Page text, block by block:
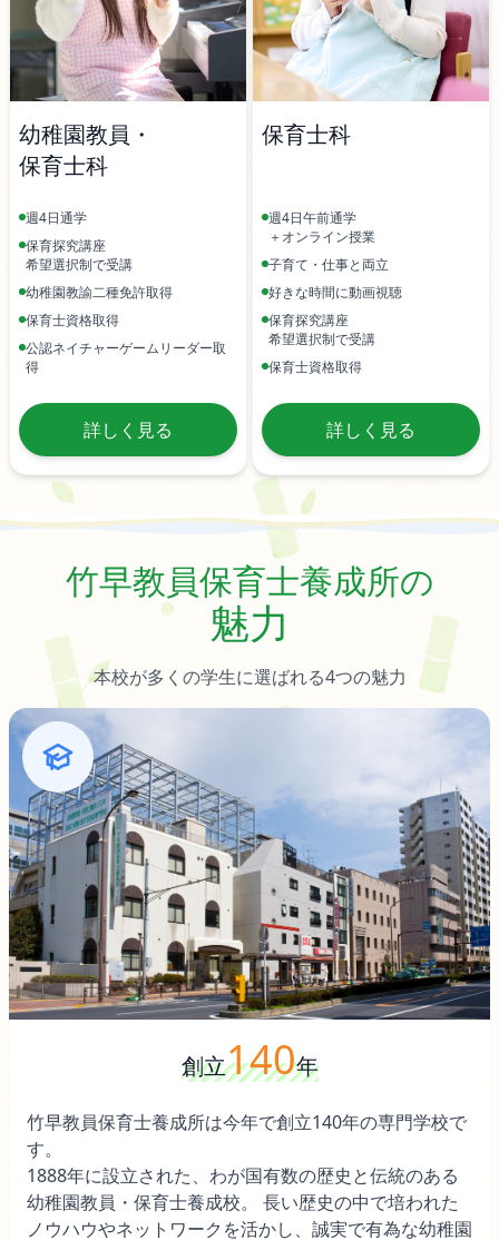
幼稚園教員・
保育士科
週4日通学
保育探究講座
希望選択制で受講
幼稚園教諭二種免許取得
保育士資格取得
公認ネイチャーゲームリーダー取
得
詳しく見る
保育士科
週4日午前通学
＋オンライン授業
子育て・仕事と両立
好きな時間に動画視聴
保育探究講座
希望選択制で受講
保育士資格取得
詳しく見る
竹早教員保育士養成所の
魅力
本校が多くの学生に選ばれる4つの魅力
創立140年
竹早教員保育士養成所は今年で創立140年の専門学校で
す。
1888年に設立された、わが国有数の歴史と伝統のある
幼稚園教員・保育士養成校。 長い歴史の中で培われた
ノウハウやネットワークを活かし、誠実で有為な幼稚園